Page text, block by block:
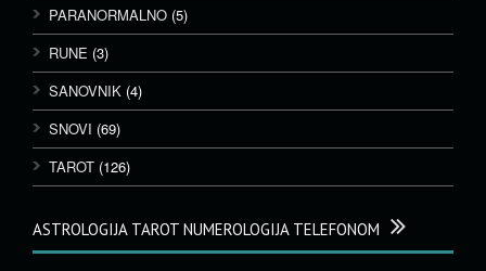
PARANORMALNO (5)
RUNE (3)
SANOVNIK (4)
SNOVI (69)
TAROT (126)
ASTROLOGIJA TAROT NUMEROLOGIJA TELEFONOM